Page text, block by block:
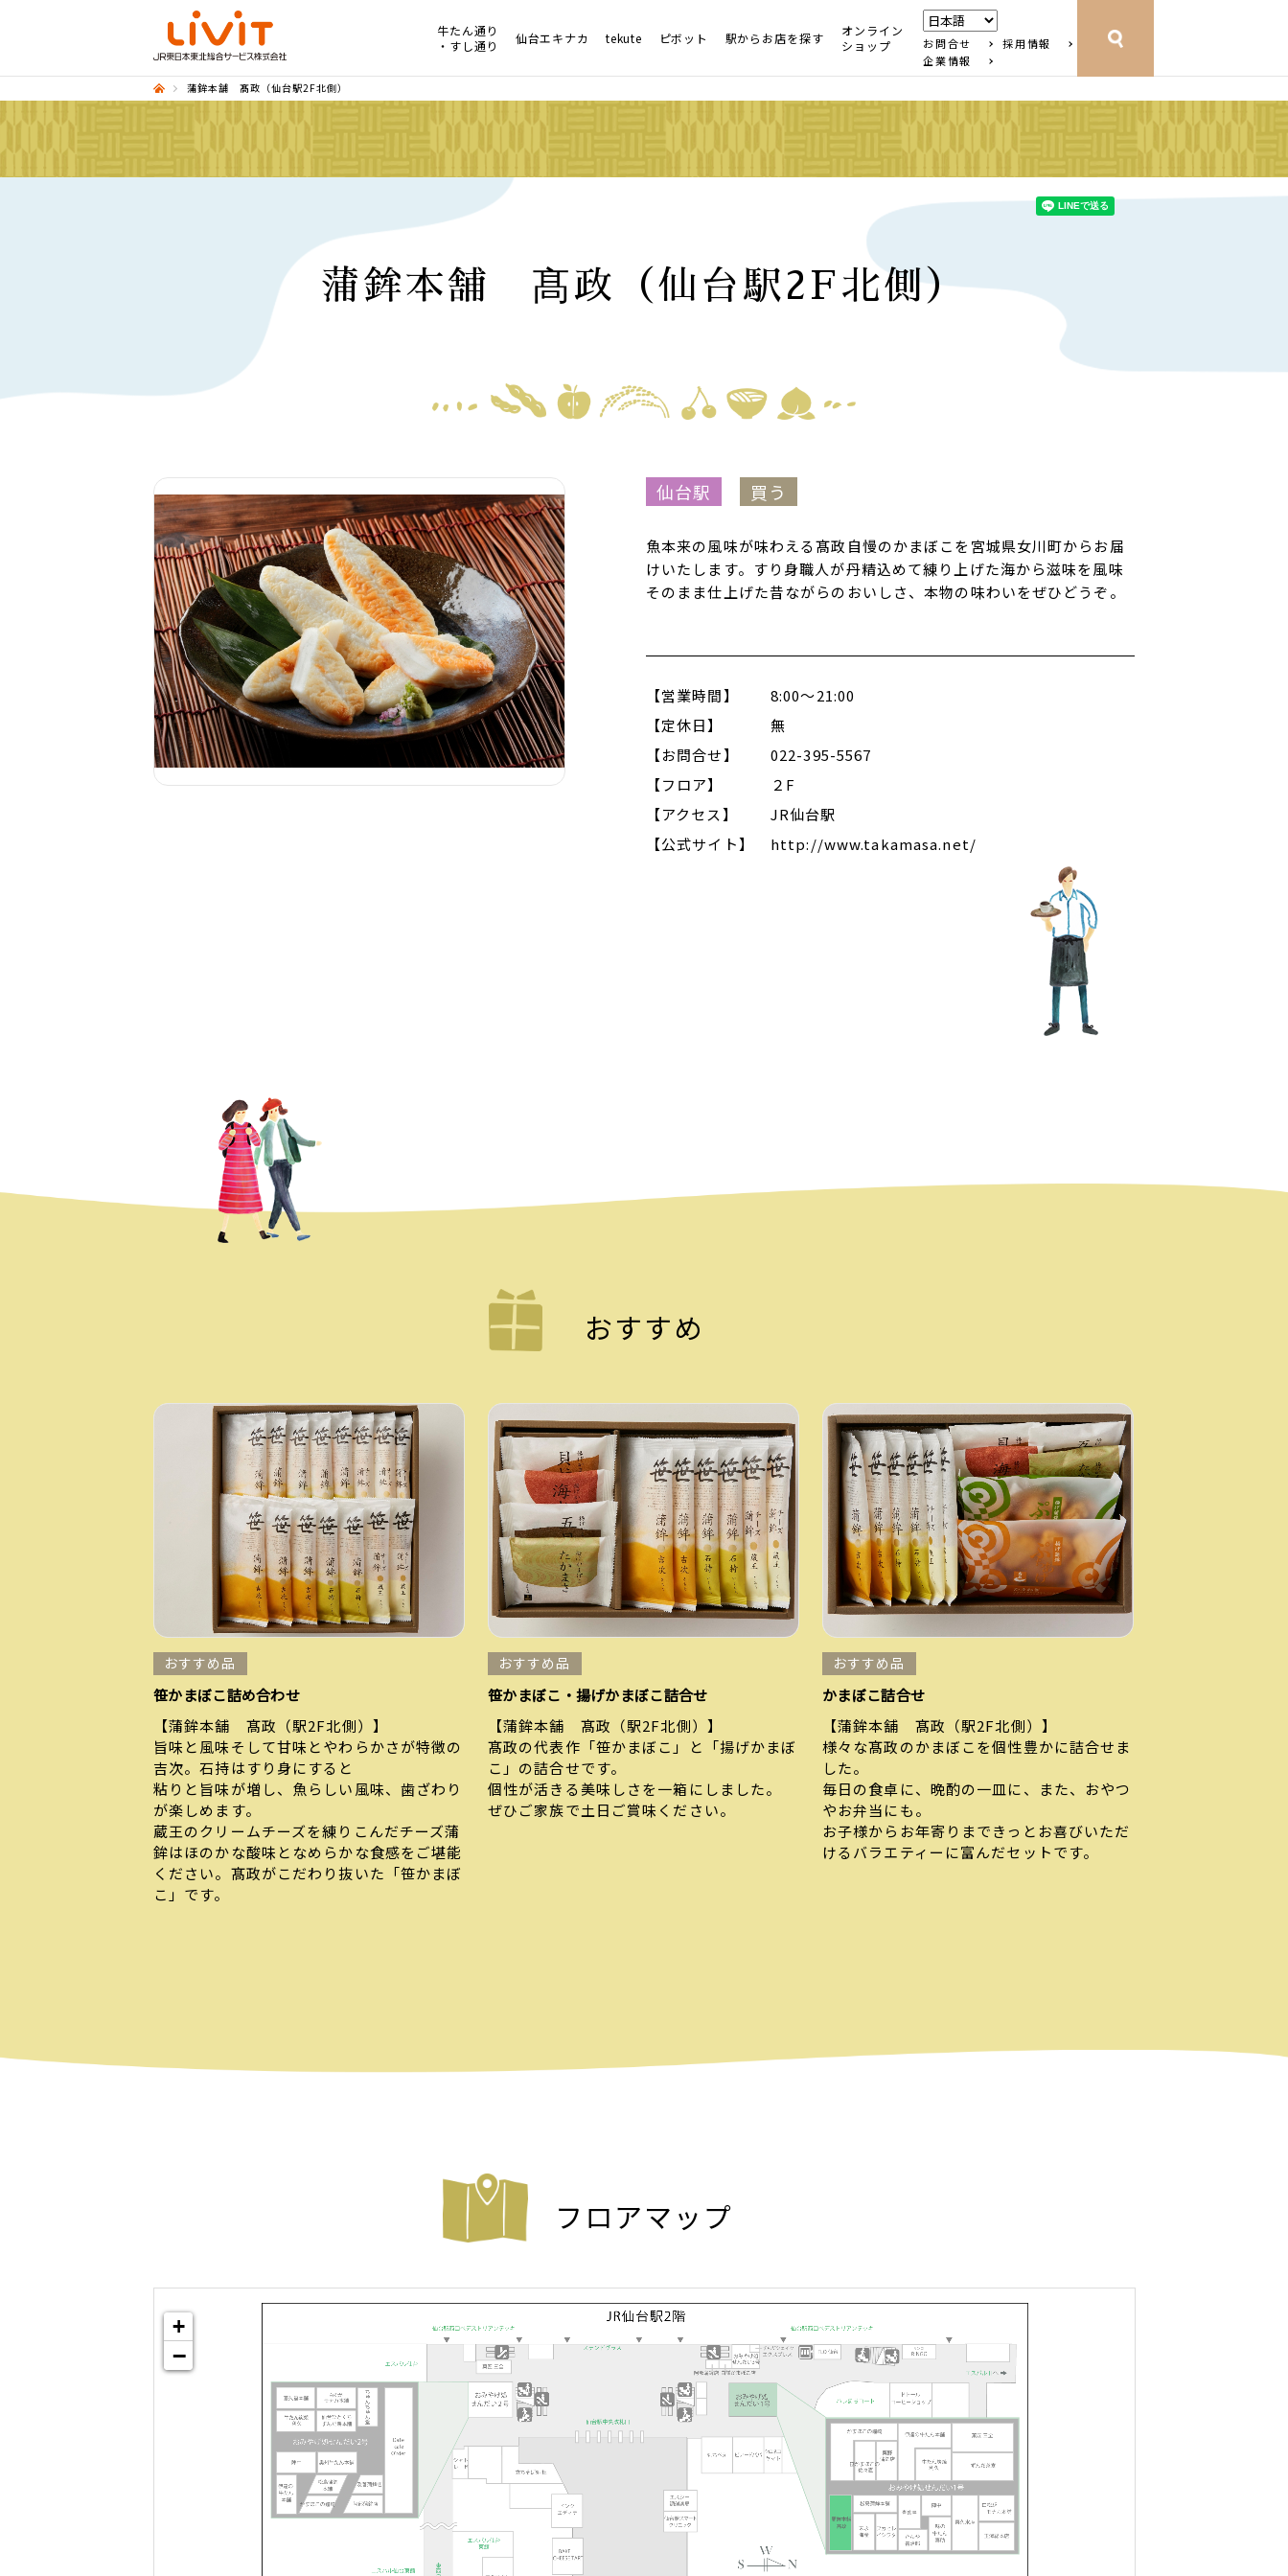
牛たん通り
・すし通り
仙台エキナカ tekute ピボット 駅からお店を探す
オンライン
ショップ
お問合せ
採用情報
企業情報
蒲鉾本舗 髙政（仙台駅2F北側）
蒲鉾本舗 髙政（仙台駅2F北側）
仙台駅 買う
魚本来の風味が味わえる髙政自慢のかまぼこを宮城県女川町からお届
けいたします。すり身職人が丹精込めて練り上げた海から滋味を風味
そのまま仕上げた昔ながらのおいしさ、本物の味わいをぜひどうぞ。
【営業時間】
8:00～21:00
【定休日】
無
【お問合せ】
022-395-5567
【フロア】
２F
【アクセス】
JR仙台駅
【公式サイト】
http://www.takamasa.net/
おすすめ
おすすめ品
笹かまぼこ詰め合わせ
【蒲鉾本舗 髙政（駅2F北側）】
旨味と風味そして甘味とやわらかさが特徴の
吉次。石持はすり身にすると
粘りと旨味が増し、魚らしい風味、歯ざわり
が楽しめます。
蔵王のクリームチーズを練りこんだチーズ蒲
鉾はほのかな酸味となめらかな食感をご堪能
ください。髙政がこだわり抜いた「笹かまぼ
こ」です。
おすすめ品
笹かまぼこ・揚げかまぼこ詰合せ
【蒲鉾本舗 髙政（駅2F北側）】
髙政の代表作「笹かまぼこ」と「揚げかまぼ
こ」の詰合せです。
個性が活きる美味しさを一箱にしました。
ぜひご家族で土日ご賞味ください。
おすすめ品
かまぼこ詰合せ
【蒲鉾本舗 髙政（駅2F北側）】
様々な髙政のかまぼこを個性豊かに詰合せま
した。
毎日の食卓に、晩酌の一皿に、また、おやつ
やお弁当にも。
お子様からお年寄りまできっとお喜びいただ
けるバラエティーに富んだセットです。
フロアマップ